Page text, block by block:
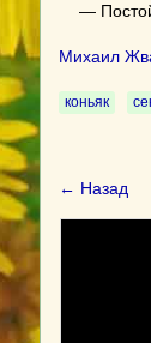
—
Михаил
коньяк
← Назад